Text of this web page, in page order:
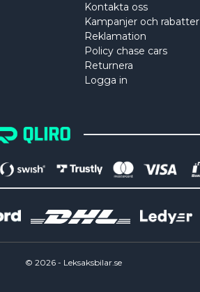
Kontakta oss
Kampanjer och rabatter
Reklamation
Policy chase cars
Returnera
Logga in
© 2026- Leksaksbilar.se